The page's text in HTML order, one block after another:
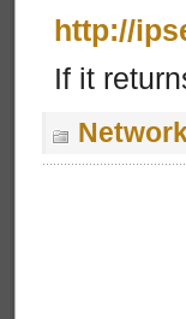
http://
If it